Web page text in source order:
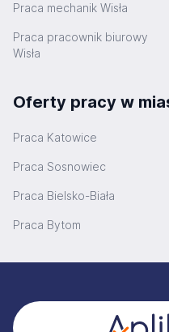
Praca mechanik Wisła
Praca pracownik biurowy
Wisła
Oferty pracy w
Praca Katowice
Praca Sosnowiec
Praca Bielsko-Biała
Praca Bytom